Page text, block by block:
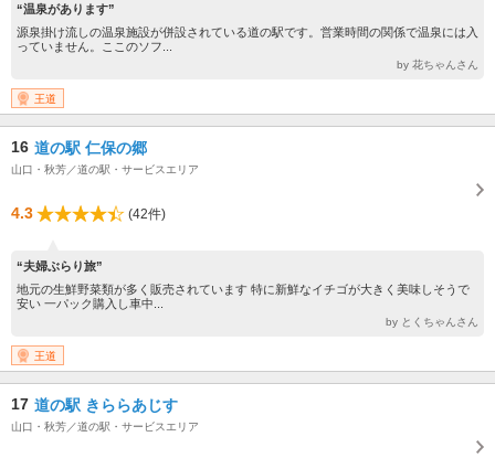
“温泉があります”
源泉掛け流しの温泉施設が併設されている道の駅です。営業時間の関係で温泉には入
っていません。ここのソフ...
by 花ちゃんさん
王道
16 道の駅 仁保の郷
山口・秋芳／道の駅・サービスエリア
4.3 (42件)
“夫婦ぶらり旅”
地元の生鮮野菜類が多く販売されています 特に新鮮なイチゴが大きく美味しそうで
安い 一パック購入し車中...
by とくちゃんさん
王道
17 道の駅 きららあじす
山口・秋芳／道の駅・サービスエリア